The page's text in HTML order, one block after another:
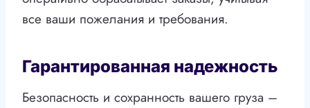
все ваши пожелания и требования.
Гарантированная надежность
Безопасность и сохранность вашего груза –